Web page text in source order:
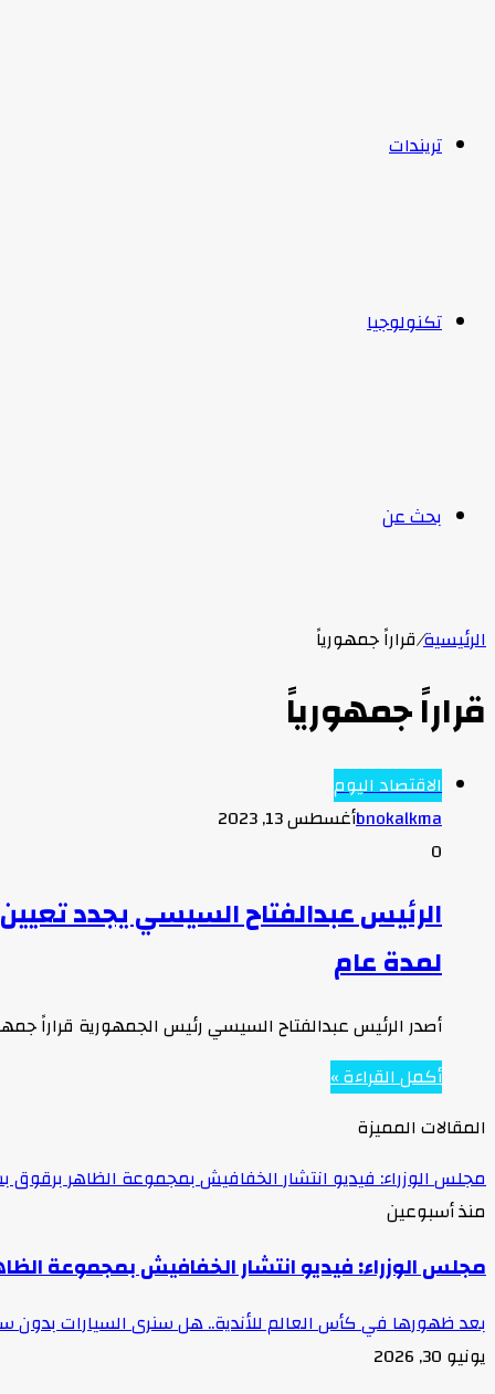
تريندات
تكنولوجيا
بحث عن
الرئيسية/قراراً جمهورياً
قراراً جمهورياً
الاقتصاد اليوم
bnokalkmaأغسطس 13, 2023
0
الرئيس عبدالفتاح السيسي يجدد
لمدة عام
أصدر الرئيس عبدالفتاح السيسي رئيس الجمهورية قراراً جمهورياً رقم 335 لسنة 2023، بتجديد تعيين وليد جمال الدين
أكمل القراءة »
المقالات المميزة
مجلس الوزراء: فيديو انتشار الخفافيش بمجموعة الظاهر برقوق
منذ أسبوعين
مجلس الوزراء: فيديو انتشار الخفافيش بمجموعة
بعد ظهورها في كأس العالم للأندية.. هل سنرى السيارات
يونيو 30, 2026